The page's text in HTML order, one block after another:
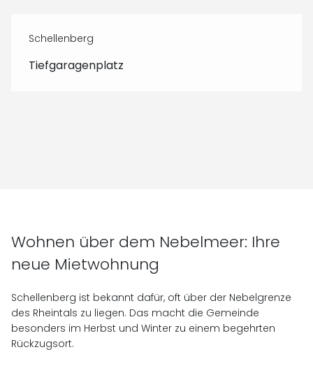
Schellenberg
Tiefgaragenplatz
Wohnen über dem Nebelmeer: Ihre
neue Mietwohnung
Schellenberg ist bekannt dafür, oft über der Nebelgrenze
des Rheintals zu liegen. Das macht die Gemeinde
besonders im Herbst und Winter zu einem begehrten
Rückzugsort.